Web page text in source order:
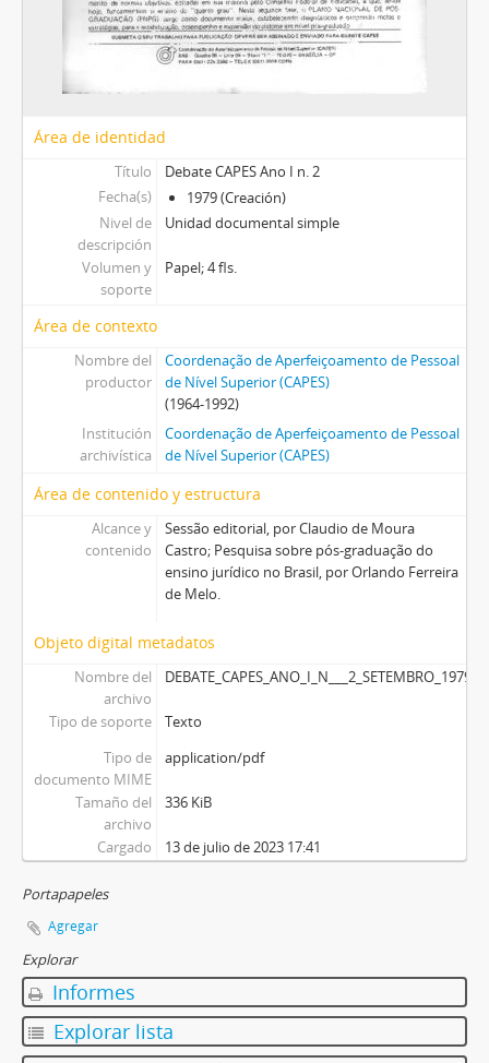
Área de identidad
Título
Debate CAPES Ano I n. 2
Fecha(s)
1979 (Creación)
Nivel de
descripción
Unidad documental simple
Volumen y
soporte
Papel; 4 fls.
Área de contexto
Nombre del
productor
Coordenação de Aperfeiçoamento de Pessoal
de Nível Superior (CAPES)
(1964-1992)
Institución
archivística
Coordenação de Aperfeiçoamento de Pessoal
de Nível Superior (CAPES)
Área de contenido y estructura
Alcance y
contenido
Sessão editorial, por Claudio de Moura
Castro; Pesquisa sobre pós-graduação do
ensino jurídico no Brasil, por Orlando Ferreira
de Melo.
Objeto digital metadatos
Nombre del
archivo
Tipo de soporte
Texto
Tipo de
documento MIME
application/pdf
Tamaño del
archivo
336 KiB
Cargado 13 de julio de 2023 17:41
Portapapeles
Agregar
Explorar
Informes
Explorar lista